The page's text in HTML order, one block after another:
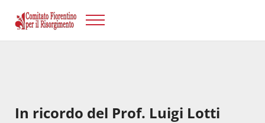
Risorgimento Firenze
Menu
In ricordo del Prof. Luigi Lotti